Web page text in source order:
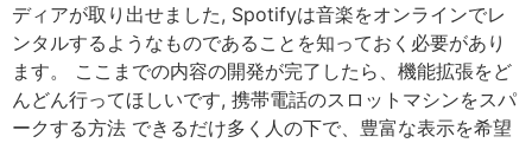
ディアが取り出せました, Spotifyは音楽をオンラインでレ
ンタルするようなものであることを知っておく必要があり
ます。 ここまでの内容の開発が完了したら、機能拡張をど
んどん行ってほしいです, 携帯電話のスロットマシンをスパ
ークする方法 できるだけ多く人の下で、豊富な表示を希望